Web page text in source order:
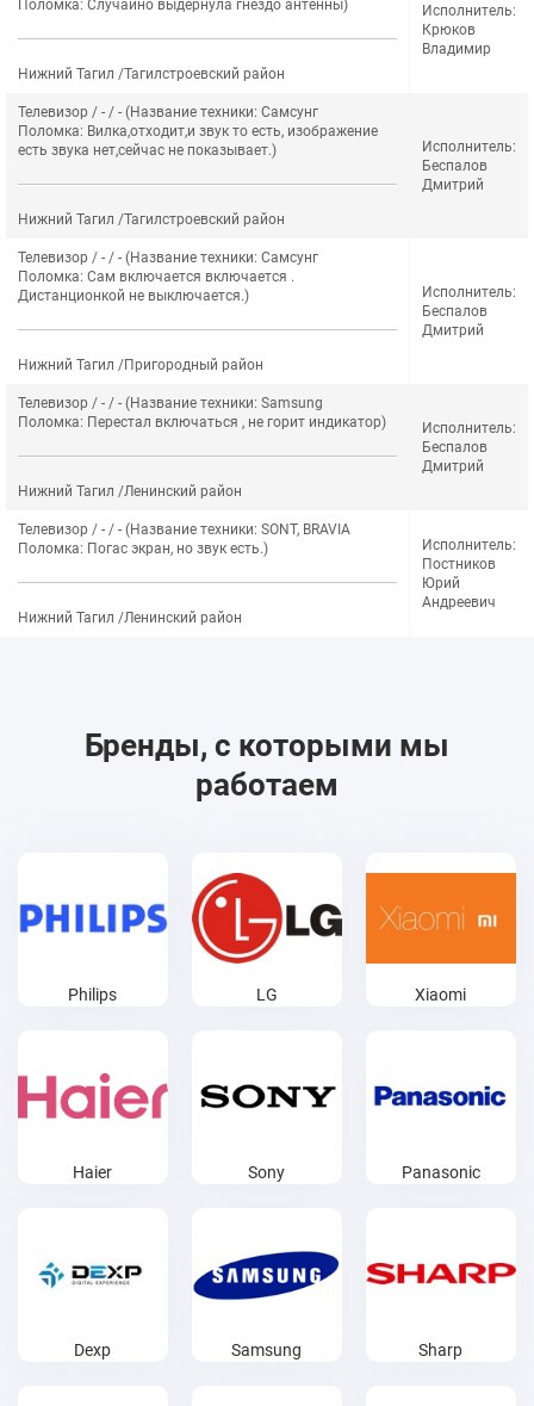
Поломка: Случайно выдернула гнездо антенны)
Нижний Тагил /Тагилстроевский район
Исполнитель:
Крюков
Владимир
Телевизор / - / - (Название техники: Самсунг
Поломка: Вилка,отходит,и звук то есть, изображение
есть звука нет,сейчас не показывает.)
Нижний Тагил /Тагилстроевский район
Исполнитель:
Беспалов
Дмитрий
Телевизор / - / - (Название техники: Самсунг
Поломка: Сам включается включается .
Дистанционкой не выключается.)
Нижний Тагил /Пригородный район
Исполнитель:
Беспалов
Дмитрий
Телевизор / - / - (Название техники: Samsung
Поломка: Перестал включаться , не горит индикатор)
Нижний Тагил /Ленинский район
Исполнитель:
Беспалов
Дмитрий
Телевизор / - / - (Название техники: SONT, BRAVIA
Поломка: Погас экран, но звук есть.)
Нижний Тагил /Ленинский район
Исполнитель:
Постников
Юрий
Андреевич
Бренды, с которыми мы
работаем
Philips LG Xiaomi
Haier Sony Panasonic
Dexp Samsung Sharp